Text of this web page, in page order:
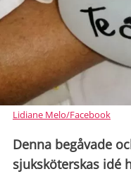
Lidiane Melo/Facebook
Denna begåvade
sjuksköterskas idé